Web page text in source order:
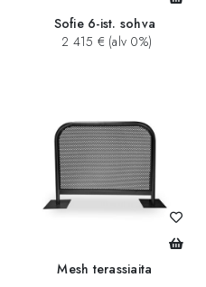
Sofie 6-ist. sohva
2 415 € (alv 0%)
Mesh terassiaita